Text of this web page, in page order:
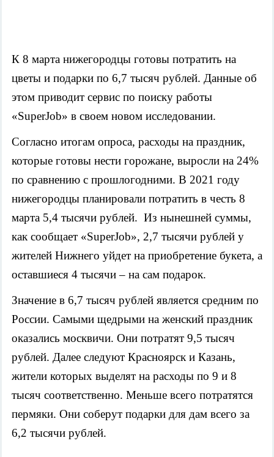
К 8 марта нижегородцы готовы потратить на
цветы и подарки по 6,7 тысяч рублей. Данные об
этом приводит сервис по поиску работы
«SuperJob» в своем новом исследовании.
Согласно итогам опроса, расходы на праздник,
которые готовы нести горожане, выросли на 24%
по сравнению с прошлогодними. В 2021 году
нижегородцы планировали потратить в честь 8
марта 5,4 тысячи рублей. Из нынешней суммы,
как сообщает «SuperJob», 2,7 тысячи рублей у
жителей Нижнего уйдет на приобретение букета, а
оставшиеся 4 тысячи – на сам подарок.
Значение в 6,7 тысяч рублей является средним по
России. Самыми щедрыми на женский праздник
оказались москвичи. Они потратят 9,5 тысяч
рублей. Далее следуют Красноярск и Казань,
жители которых выделят на расходы по 9 и 8
тысяч соответственно. Меньше всего потратятся
пермяки. Они соберут подарки для дам всего за
6,2 тысячи рублей.